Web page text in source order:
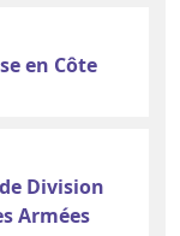
en Côte
Division
Armées